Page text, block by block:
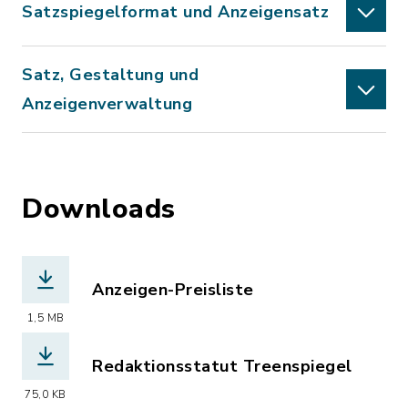
Satzspiegelformat und Anzeigensatz
Satz, Gestaltung und
Anzeigenverwaltung
Downloads
1,5 MB
Anzeigen-Preisliste
75,0 KB
Redaktionsstatut Treenspiegel